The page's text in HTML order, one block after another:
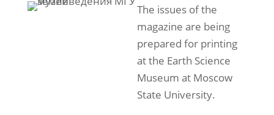
The issues of the
magazine are being
prepared for printing
at the Earth Science
Museum at Moscow
State University.